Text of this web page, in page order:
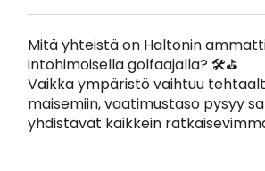
Mitä yhteistä on Haltonin
intohimoisella golfaajalla? 🛠️⛳️
Vaikka ympäristö vaihtuu
maisemiin, vaatimustaso pysyy
yhdistävät kaikkein